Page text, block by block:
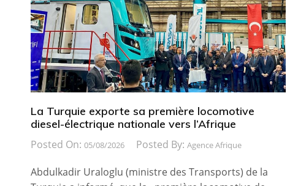
La Turquie exporte sa première locomotive
diesel-électrique nationale vers l’Afrique
Posted On: 05/08/2026 Posted By: Agence Afrique
Abdulkadir Uraloglu (ministre des Transports) de la